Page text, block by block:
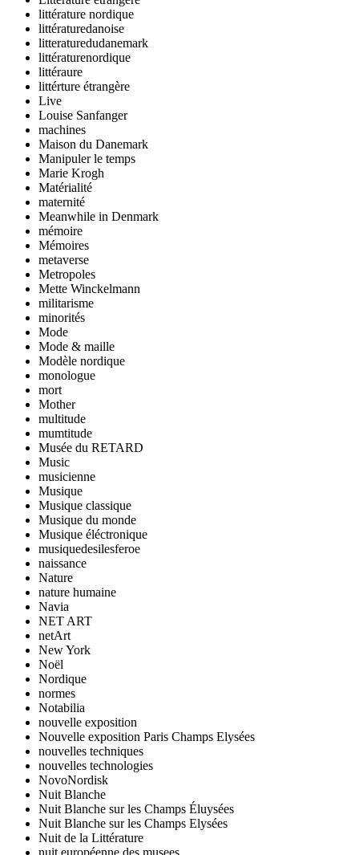
littérature nordique
littératuredanoise
litteraturedudanemark
littératurenordique
littéraure
littérture étrangère
Live
Louise Sanfanger
machines
Maison du Danemark
Manipuler le temps
Marie Krogh
Matérialité
maternité
Meanwhile in Denmark
mémoire
Mémoires
metaverse
Metropoles
Mette Winckelmann
militarisme
minorités
Mode
Mode & maille
Modèle nordique
monologue
mort
Mother
multitude
mumtitude
Musée du RETARD
Music
musicienne
Musique
Musique classique
Musique du monde
Musique éléctronique
musiquedesilesferoe
naissance
Nature
nature humaine
Navia
NET ART
netArt
New York
Noël
Nordique
normes
Notabilia
nouvelle exposition
Nouvelle exposition Paris Champs Elysées
nouvelles techniques
nouvelles technologies
NovoNordisk
Nuit Blanche
Nuit Blanche sur les Champs Éluysées
Nuit Blanche sur les Champs Elysées
Nuit de la Littérature
nuit européenne des musees